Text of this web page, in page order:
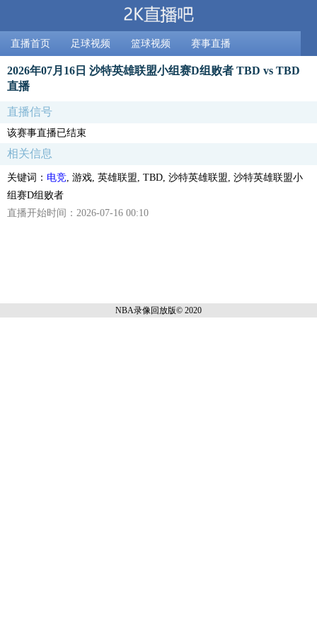
直播首页 足球视频 篮球视频 赛事直播
2026年07月16日 沙特英雄联盟小组赛D组败者 TBD vs TBD
直播
直播信号
该赛事直播已结束
相关信息
关键词： 电竞 , 游戏, 英雄联盟, TBD, 沙特英雄联盟, 沙特英雄联盟小
组赛D组败者
直播开始时间：2026-07-16 00:10
NBA录像回放版© 2020